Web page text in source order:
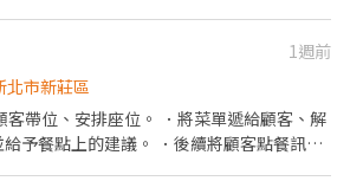
1週前
北市新莊區
客帶位、安排座位。 ．將菜單遞給顧客、解
予餐點上的建議。 ．後續將顧客點餐訊息